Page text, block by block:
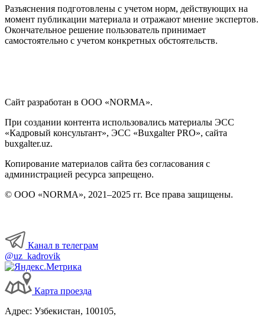
Разъяснения подготовлены с учетом норм, действующих на
момент публикации материала и отражают мнение экспертов.
Окончательное решение пользователь принимает
самостоятельно с учетом конкретных обстоятельств.
Сайт разработан в ООО «NORMA».
При создании контента использовались материалы ЭСС
«Кадровый консультант», ЭСС «Buxgalter PRO», сайта
buxgalter.uz.
Копирование материалов сайта без согласования с
администрацией ресурса запрещено.
© ООО «NORMA», 2021–2025 гг. Все права защищены.
Канал в телеграм
@uz_kadrovik
Карта проезда
Адрес: Узбекистан, 100105,